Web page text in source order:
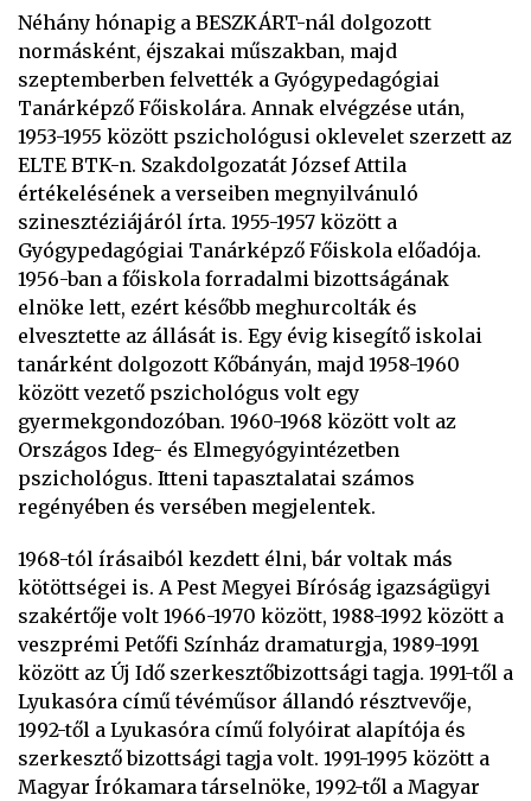
Néhány hónapig a BESZKÁRT-nál dolgozott
normásként, éjszakai műszakban, majd
szeptemberben felvették a Gyógypedagógiai
Tanárképző Főiskolára. Annak elvégzése után,
1953-1955 között pszichológusi oklevelet szerzett az
ELTE BTK-n. Szakdolgozatát József Attila
értékelésének a verseiben megnyilvánuló
szinesztéziájáról írta. 1955-1957 között a
Gyógypedagógiai Tanárképző Főiskola előadója.
1956-ban a főiskola forradalmi bizottságának
elnöke lett, ezért később meghurcolták és
elvesztette az állását is. Egy évig kisegítő iskolai
tanárként dolgozott Kőbányán, majd 1958-1960
között vezető pszichológus volt egy
gyermekgondozóban. 1960-1968 között volt az
Országos Ideg- és Elmegyógyintézetben
pszichológus. Itteni tapasztalatai számos
regényében és versében megjelentek.
1968-tól írásaiból kezdett élni, bár voltak más
kötöttségei is. A Pest Megyei Bíróság igazságügyi
szakértője volt 1966-1970 között, 1988-1992 között a
veszprémi Petőfi Színház dramaturgja, 1989-1991
között az Új Idő szerkesztőbizottsági tagja. 1991-től a
Lyukasóra című tévéműsor állandó résztvevője,
1992-től a Lyukasóra című folyóirat alapítója és
szerkesztő bizottsági tagja volt. 1991-1995 között a
Magyar Írókamara társelnöke, 1992-től a Magyar